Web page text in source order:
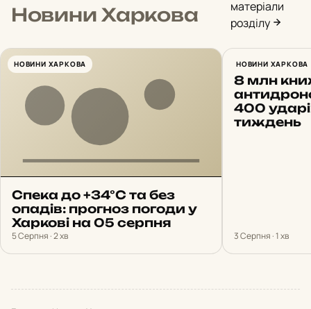
Новини Харкова
матеріали
розділу
НОВИНИ ХАРКОВА
Спека до +34°С та без
опадів: прогноз погоди у
Харкові на 05 серпня
5 Серпня · 2 хв
НОВИНИ ХАРКОВА
Харків 3
8 млн
400
тиждень
3 Серпня · 1 хв